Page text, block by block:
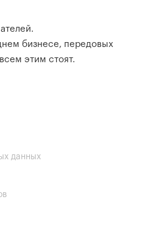
бизнесе, передовых
этим стоят.
данных